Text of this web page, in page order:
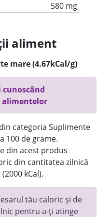
580 mg
aliment
mare (4.67kCal/g)
alimentelor
categoria Suplimente
100 de grame.
din acest produs
din cantitatea zilnică
kCal).
tău caloric și de
pentru a-ți atinge